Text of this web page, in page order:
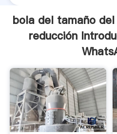
bola del tamaño
reducción